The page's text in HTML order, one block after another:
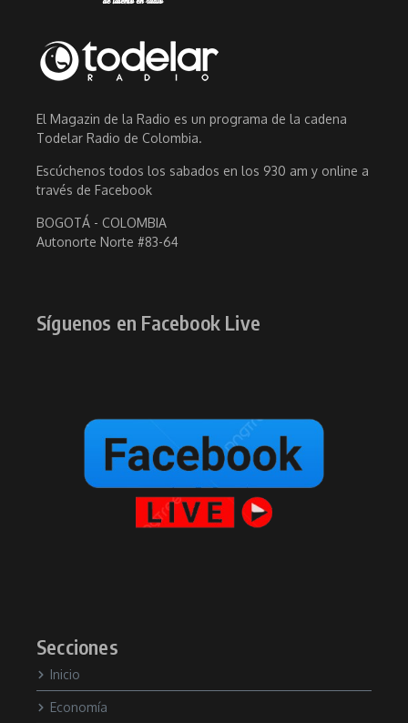
El Magazin de la Radio es un programa de la cadena
Todelar Radio de Colombia.
Escúchenos todos los sabados en los 930 am y online a
través de Facebook
BOGOTÁ - COLOMBIA
Autonorte Norte #83-64
Síguenos en Facebook Live
Secciones
Inicio
Economía